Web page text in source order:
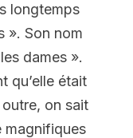
longtemps
». Son nom
dames ».
qu’elle était
on sait
magnifiques